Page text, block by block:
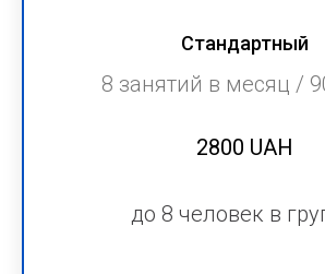
Стандартный
8 занятий в месяц /
2800 UAH
до 8 человек в